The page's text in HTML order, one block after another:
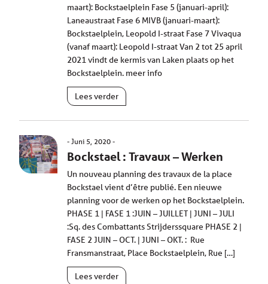
maart): Bockstaelplein Fase 5 (januari-april):
Laneaustraat Fase 6 MIVB (januari-maart):
Bockstaelplein, Leopold I-straat Fase 7 Vivaqua
(vanaf maart): Leopold I-straat Van 2 tot 25 april
2021 vindt de kermis van Laken plaats op het
Bockstaelplein. meer info
Lees verder
Juni 5, 2020
Bockstael : Travaux – Werken
Un nouveau planning des travaux de la place
Bockstael vient d’être publié. Een nieuwe
planning voor de werken op het Bockstaelplein.
PHASE 1 | FASE 1 :JUIN – JUILLET | JUNI – JULI
:Sq. des Combattants Strijderssquare PHASE 2 |
FASE 2 JUIN – OCT. | JUNI – OKT. : Rue
Fransmanstraat, Place Bockstaelplein, Rue […]
Lees verder